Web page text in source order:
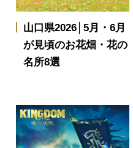
山口県2026│5月・6月
が見頃のお花畑・花の
名所8選